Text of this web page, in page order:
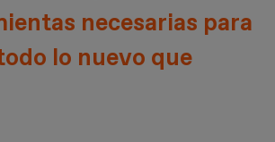
necesarias para
lo nuevo que